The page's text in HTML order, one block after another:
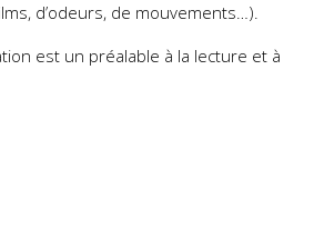
d’odeurs, de mouvements…).
est un préalable à la lecture et à